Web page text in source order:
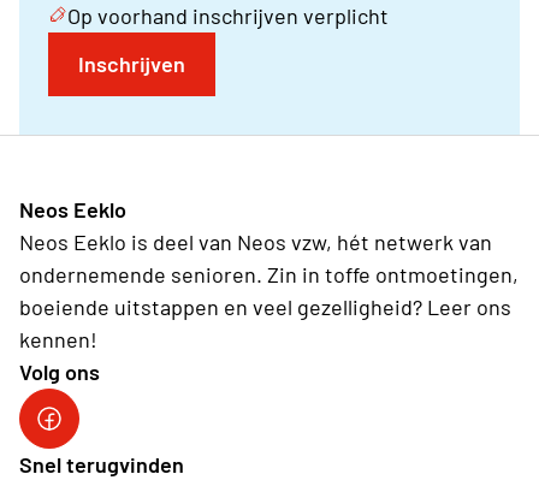
Op voorhand inschrijven verplicht
Inschrijven
Neos Eeklo
Neos Eeklo is deel van Neos vzw, hét netwerk van
ondernemende senioren. Zin in toffe ontmoetingen,
boeiende uitstappen en veel gezelligheid? Leer ons
kennen!
Volg ons
Snel terugvinden